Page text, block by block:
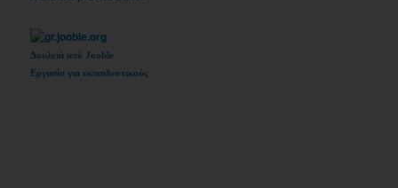
Δουλειά από Jooble
Εργασία για εκπαιδευτικούς